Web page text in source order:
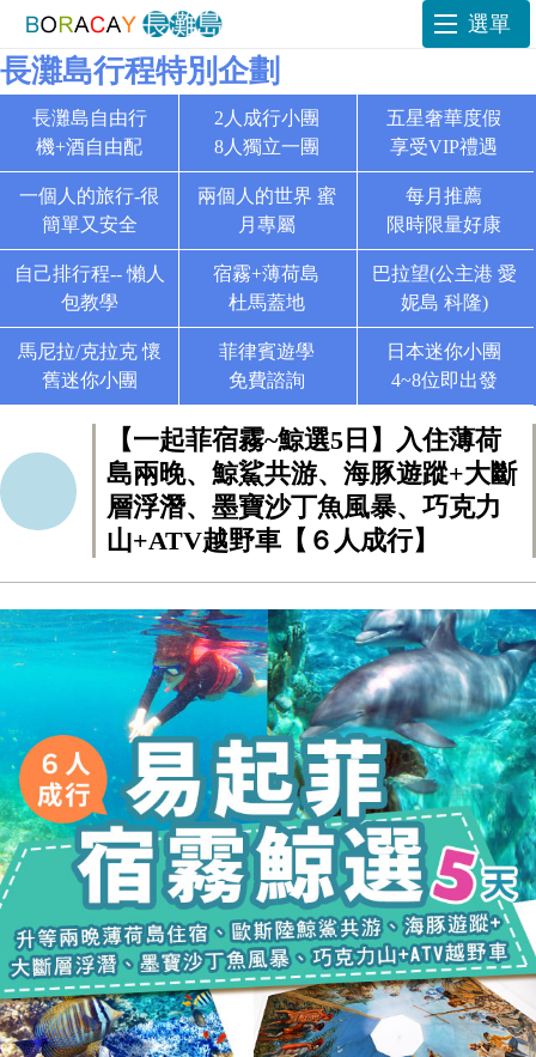
選單
長灘島行程特別企劃
長灘島自由行
機+酒自由配
2人成行小團
8人獨立一團
五星奢華度假
享受VIP禮遇
一個人的旅行-很
簡單又安全
兩個人的世界 蜜
月專屬
每月推薦
限時限量好康
自己排行程-- 懶人
包教學
宿霧+薄荷島
杜馬蓋地
巴拉望(公主港 愛
妮島 科隆)
馬尼拉/克拉克 懷
舊迷你小團
菲律賓遊學
免費諮詢
日本迷你小團
4~8位即出發
【一起菲宿霧~鯨選5日】入住薄荷
島兩晚、鯨鯊共游、海豚遊蹤+大斷
層浮潛、墨寶沙丁魚風暴、巧克力
山+ATV越野車【６人成行】